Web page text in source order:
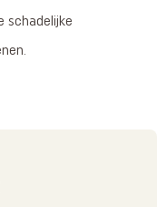
schadelijke